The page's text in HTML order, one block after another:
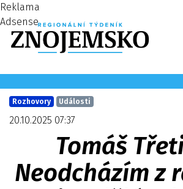
Reklama
Adsense
Rozhovory Události
20.10.2025 07:37
Tomáš
Neodcházím z